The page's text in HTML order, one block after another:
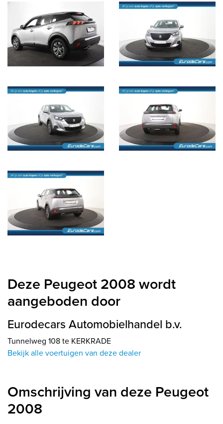
Deze Peugeot 2008 wordt
aangeboden door
Eurodecars Automobielhandel b.v.
Tunnelweg 108 te KERKRADE
Bekijk alle voertuigen van deze dealer
Omschrijving van deze Peugeot
2008